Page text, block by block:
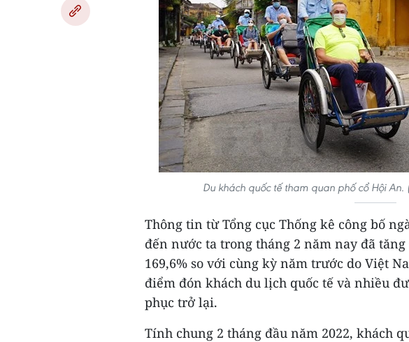
Du khách quốc tế tham quan phố cổ Hội
Thông tin từ Tổng cục Thống kê công bố
đến nước ta trong tháng 2 năm nay đã
169,6% so với cùng kỳ năm trước do Việt
điểm đón khách du lịch quốc tế và nhiều
phục trở lại.
Tính chung 2 tháng đầu năm 2022, khách